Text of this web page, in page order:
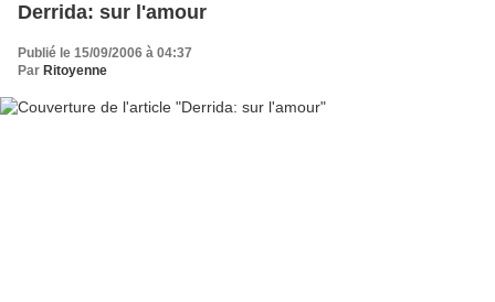
Derrida: sur l'amour
Publié le 15/09/2006 à 04:37
Par Ritoyenne